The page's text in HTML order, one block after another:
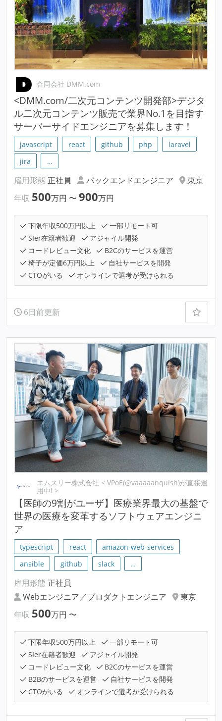
合同会社 DMM.com
<DMM.com/二次元コンテンツ開発部>デジタ
ル二次元コンテンツ販売で業界No.1を目指す
サーバーサイドエンジニアを募集します！
javascript react github php
laravel
jira
…
雇用形態 正社員 バックエンドエンジニア
東京
年収 500万円 〜 900万円
下限年収500万円以上
一部リモート可
SIer在籍者歓迎
アジャイル開発
コードレビュー文化
B2Cのサービスを運営
椅子が定価6万円以上
自社サービスを開発
CTOがいる
オンラインで選考が受けられる
6日前更新
エムスリー株式会社 < VPoE(@vaaaaanquish)が直接運
用中! >
【医師の9割がユーザ】医療業界最大の基盤で
世界の医療を変革するソフトウェアエンジニ
ア
typescript react
amazon-web-services
ansible
github slack …
雇用形態 正社員
Webエンジニア／プロダクトエンジニア
東京
年収 500万円 〜
下限年収500万円以上
一部リモート可
SIer在籍者歓迎
アジャイル開発
コードレビュー文化
B2Cのサービスを運営
B2Bのサービスを運営
自社サービスを開発
CTOがいる
オンラインで選考が受けられる